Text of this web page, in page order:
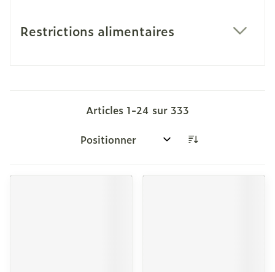
Restrictions alimentaires
Articles 1-24 sur 333
Trier par: